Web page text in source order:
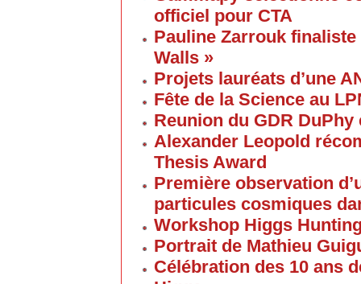
officiel pour CTA
Pauline Zarrouk
Walls »
Projets lauréats d’une
Fête de la Science au
Reunion du GDR DuPhy
Alexander Leopold
Thesis Award
Première observation
particules cosmiques
Workshop Higgs
Portrait de Mathieu
Célébration des 10 ans